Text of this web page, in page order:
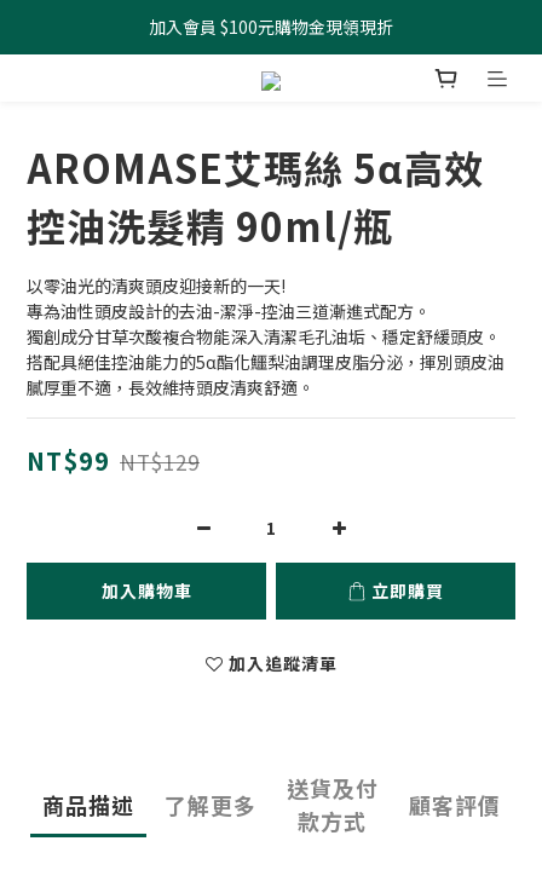
全館滿499元起 宅配免運
加入會員 $100元購物金現領現折
全館滿499元起 宅配免運
AROMASE艾瑪絲 5α高效
控油洗髮精 90ml/瓶
以零油光的清爽頭皮迎接新的一天!
專為油性頭皮設計的去油-潔淨-控油三道漸進式配方。
獨創成分甘草次酸複合物能深入清潔毛孔油垢、穩定舒緩頭皮。
搭配具絕佳控油能力的5α酯化鱷梨油調理皮脂分泌，揮別頭皮油
膩厚重不適，長效維持頭皮清爽舒適。
NT$99 NT$129
加入購物車 立即購買
加入追蹤清單
商品描述 了解更多
送貨及付
款方式
顧客評價